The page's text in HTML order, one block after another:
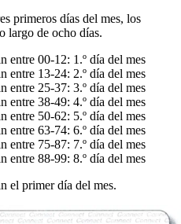
primeros días del mes, los
largo de ocho días.
entre 00-12: 1.º día del mes
entre 13-24: 2.º día del mes
entre 25-37: 3.º día del mes
entre 38-49: 4.º día del mes
entre 50-62: 5.º día del mes
entre 63-74: 6.º día del mes
entre 75-87: 7.º día del mes
entre 88-99: 8.º día del mes
el primer día del mes.